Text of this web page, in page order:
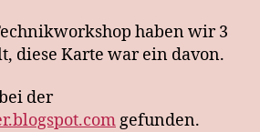
haben wir 3
diese Karte war ein davon.
der
gefunden.